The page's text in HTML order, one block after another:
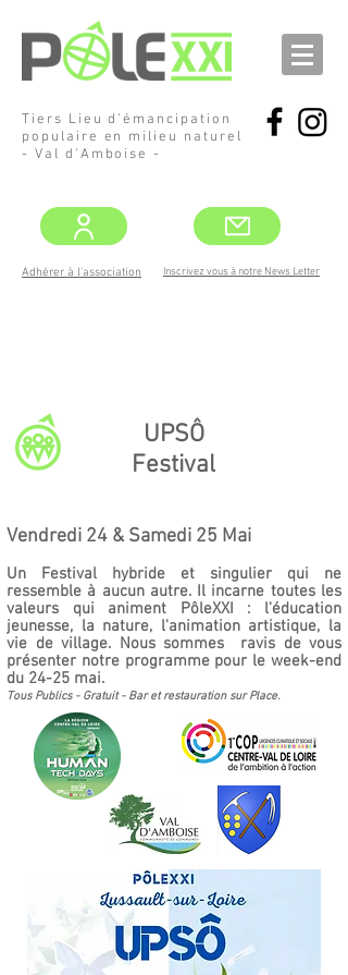
Tiers Lieu d'émancipation
populaire en milieu naturel
- Val d'Amboise -
Adhérer à l'association Inscrivez vous à notre News Letter
UPSÔ
Festival
Vendredi 24 & Samedi 25 Mai
Un Festival hybride et singulier qui ne
ressemble à aucun autre. Il incarne toutes les
valeurs qui animent PôleXXI : l'éducation
jeunesse, la nature, l'animation artistique, la
vie de village. Nous sommes ravis de vous
présenter notre programme pour le week-end
du 24-25 mai.
Tous Publics - Gratuit - Bar et restauration sur Place.